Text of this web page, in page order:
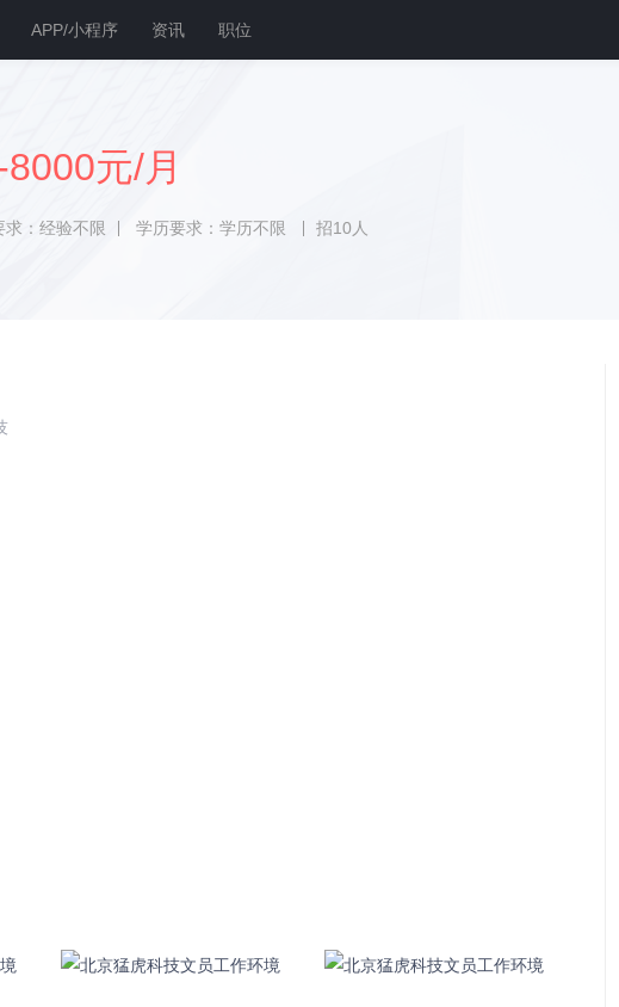
APP/小程序 资讯 职位
元/月
求：经验不限 学历要求：学历不限 招10人